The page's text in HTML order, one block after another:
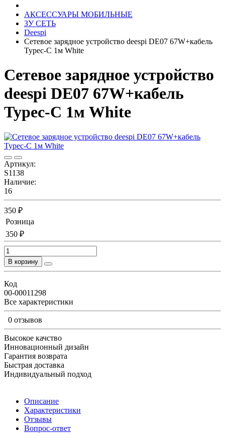
АКСЕССУАРЫ МОБИЛЬНЫЕ
ЗУ СЕТЬ
Deespi
Сетевое зарядное устройство deespi DE07 67W+кабель
Typec-C 1м White
Сетевое зарядное устройство
deespi DE07 67W+кабель
Typec-C 1м White
Артикул:
S1138
Наличие:
16
350 ₽
Розница
350 ₽
В корзину
Код
00-00011298
Все характеристики
0 отзывов
Высокое качство
Инновационный дизайн
Гарантия возврата
Быстрая доставка
Индивидуальный подход
Описание
Характеристики
Отзывы
Вопрос-ответ